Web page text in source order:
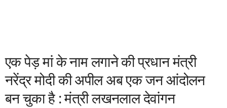
एक पेड़ मां के नाम लगाने की प्रधान मंत्री
नरेंद्र मोदी की अपील अब एक जन आंदोलन
बन चुका है : मंत्री लखनलाल देवांगन